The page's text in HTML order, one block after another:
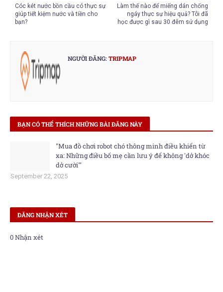
Làm thế nào để miếng dán chống
ngáy thực sự hiệu quả? Tôi đã
học được gì sau 30 đêm sử dụng
Cóc két nước bồn cầu có thực sự
giúp tiết kiệm nước và tiền cho
bạn?
NGƯỜI ĐĂNG:TRIPMAP
BẠN CÓ THỂ THÍCH NHỮNG BÀI ĐĂNG NÀY
"Mua đồ chơi robot chó thông minh điều khiển từ
xa: Những điều bố mẹ cần lưu ý để không 'dở khóc
dở cười'"
September 22, 2025
ĐĂNG NHẬN XÉT
0 Nhận xét